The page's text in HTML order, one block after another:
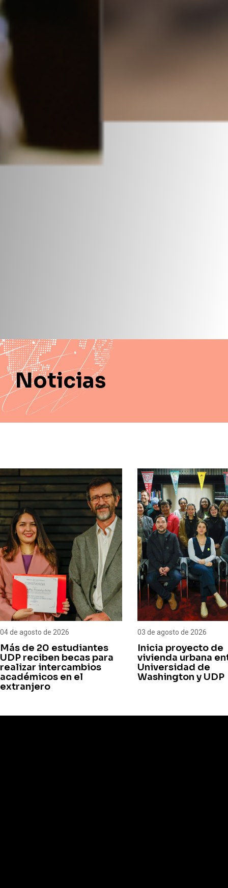
Noticias
03 de agosto de 2026
Inicia proyecto de
vivienda urbana entre
Universidad de
Washington y UDP
30 de julio de 2026
Estudiantes de
University inician
intercambio
en la UDP